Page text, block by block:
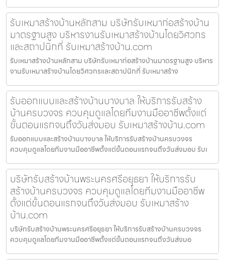
รับเหมาสร้างบ้านหลักสาม บริษัทรับเหมาก่อสร้างบ้าน
มาตรฐานสูง บริหารงานรับเหมาสร้างบ้านโดยวิศวกร
และสถาปนิกที่ รับเหมาสร้างบ้าน.com
รับเหมาสร้างบ้านหลักสาม บริษัทรับเหมาก่อสร้างบ้านมาตรฐานสูง บริหาร
งานรับเหมาสร้างบ้านโดยวิศวกรและสถาปนิกที่ รับเหมาสร้าง
รับออกแบบและสร้างบ้านบางบาล ให้บริการรับสร้าง
บ้านครบวงจร ควบคุมดูแลโดยทีมงานมืออาชีพตั้งแต่
ขั้นตอนแรกจนถึงวันส่งมอบ รับเหมาสร้างบ้าน.com
รับออกแบบและสร้างบ้านบางบาล ให้บริการรับสร้างบ้านครบวงจร
ควบคุมดูแลโดยทีมงานมืออาชีพตั้งแต่ขั้นตอนแรกจนถึงวันส่งมอบ รับเ
บริษัทรับสร้างบ้านพระนครศรีอยุธยา ให้บริการรับ
สร้างบ้านครบวงจร ควบคุมดูแลโดยทีมงานมืออาชีพ
ตั้งแต่ขั้นตอนแรกจนถึงวันส่งมอบ รับเหมาสร้าง
บ้าน.com
บริษัทรับสร้างบ้านพระนครศรีอยุธยา ให้บริการรับสร้างบ้านครบวงจร
ควบคุมดูแลโดยทีมงานมืออาชีพตั้งแต่ขั้นตอนแรกจนถึงวันส่งมอ